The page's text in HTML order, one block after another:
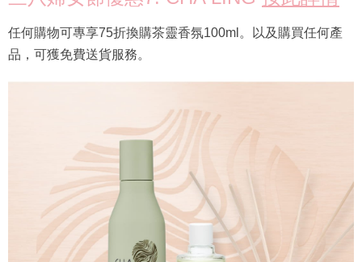
任何購物可專享75折換購茶靈香氛100ml。以及購買任何產
品，可獲免費送貨服務。